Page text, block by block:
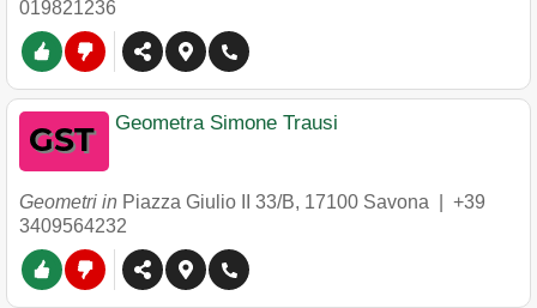
019821236
Geometra Simone Trausi
Geometri in Piazza Giulio II 33/B, 17100 Savona
+39
3409564232